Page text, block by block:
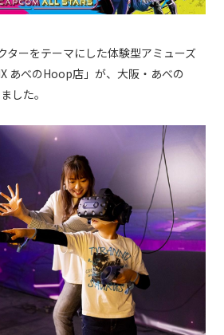
ターをテーマにした体験型アミューズ
あべのHoop店」が、大阪・あべの
した。